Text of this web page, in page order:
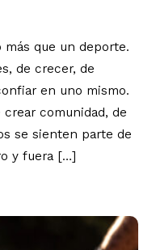
que un deporte.
de crecer, de
en uno mismo.
comunidad, de
se sienten parte de
y fuera […]